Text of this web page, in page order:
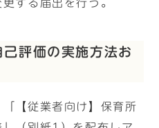
する届出を行う。
評価の実施方法お
【従業者向け】保育所